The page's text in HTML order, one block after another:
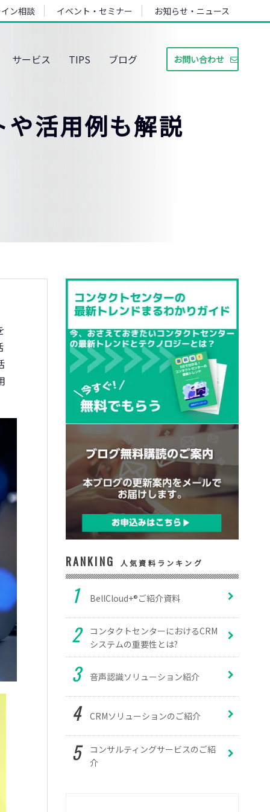
ン相談 イベント・セミナー お知らせ・ニュース
サービス TIPS ブログ お問い合わせ
活用例も解説
RANKING 人気資料ランキング
BellCloud+®ご紹介資料
コンタクトセンターにおけるCRM
システムの重要性とは?
音声認識ソリューション紹介
CRMソリューションのご紹介
コンサルティングサービスのご紹
介